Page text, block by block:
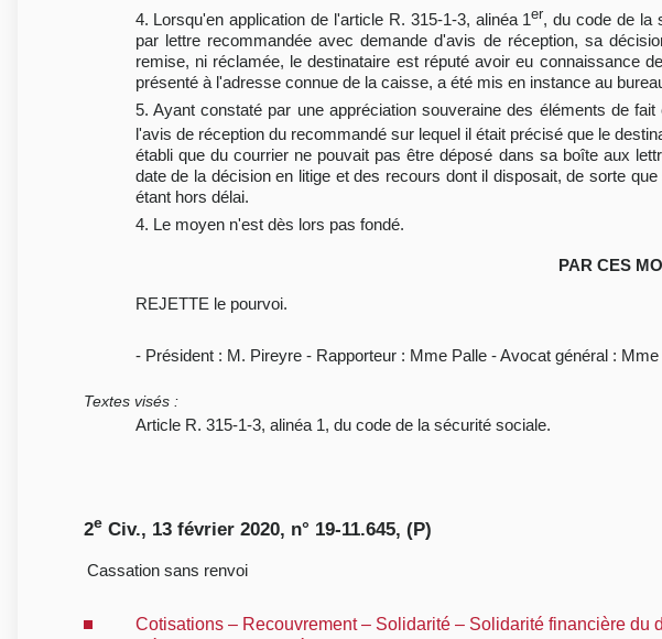
4. Lorsqu'en application de l'article R. 315-1-3, alinéa 1er, du code de la
par lettre recommandée avec demande d'avis de réception, sa
remise, ni réclamée, le destinataire est réputé avoir eu connaissance
présenté à l'adresse connue de la caisse, a été mis en instance au
5. Ayant constaté par une appréciation souveraine des éléments de
l'avis de réception du recommandé sur lequel il était précisé que le
établi que du courrier ne pouvait pas être déposé dans sa boîte aux
date de la décision en litige et des recours dont il disposait, de sorte
étant hors délai.
4. Le moyen n'est dès lors pas fondé.
PAR CES
REJETTE le pourvoi.
- Président : M. Pireyre - Rapporteur : Mme Palle - Avocat général :
Textes visés :
Article R. 315-1-3, alinéa 1, du code de la sécurité sociale.
2e Civ., 13 février 2020, n° 19-11.645, (P)
Cassation sans renvoi
Cotisations – Recouvrement – Solidarité – Solidarité financière